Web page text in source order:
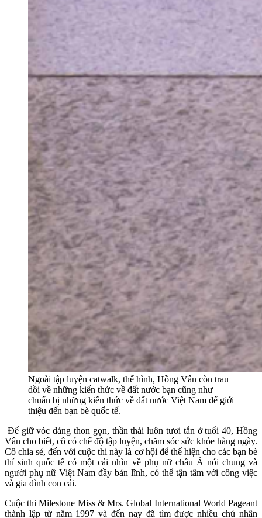
Ngoài tập luyện catwalk, thể hình, Hồng Vân còn trau
dồi về những kiến thức về đất nước bạn cũng như
chuẩn bị những kiến thức về đất nước Việt Nam để giới
thiệu đến bạn bè quốc tế.
Để giữ vóc dáng thon gọn, thần thái luôn tươi tắn ở tuổi 40, Hồng
Vân cho biết, cô có chế độ tập luyện, chăm sóc sức khỏe hàng ngày.
Cô chia sẻ, đến với cuộc thi này là cơ hội để thể hiện cho các bạn bè
thí sinh quốc tế có một cái nhìn về phụ nữ châu Á nói chung và
người phụ nữ Việt Nam đầy bản lĩnh, có thể tận tâm với công việc
và gia đình con cái.
Cuộc thi Milestone Miss & Mrs. Global International World Pageant
thành lập từ năm 1997 và đến nay đã tìm được nhiều chủ nhân